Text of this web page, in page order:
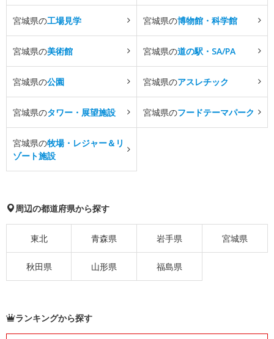
宮城県の工場見学 宮城県の博物館・科学館
宮城県の美術館 宮城県の道の駅・SA/PA
宮城県の公園 宮城県のアスレチック
宮城県のタワー・展望施設 宮城県のフードテーマパーク
宮城県の牧場・レジャー＆リ
ゾート施設
周辺の都道府県から探す
東北 青森県 岩手県 宮城県
秋田県 山形県 福島県
ランキングから探す